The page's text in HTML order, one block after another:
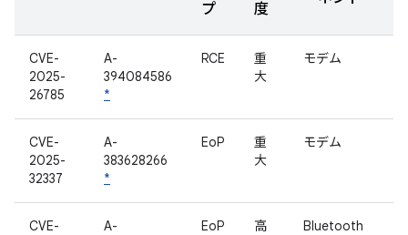
プ
度
CVE-
2025-
26785
A-
394084586
*
RCE
重
大
モデム
CVE-
2025-
32337
A-
383628266
*
EoP
重
大
モデム
CVE-
A-
EoP 高 Bluetooth